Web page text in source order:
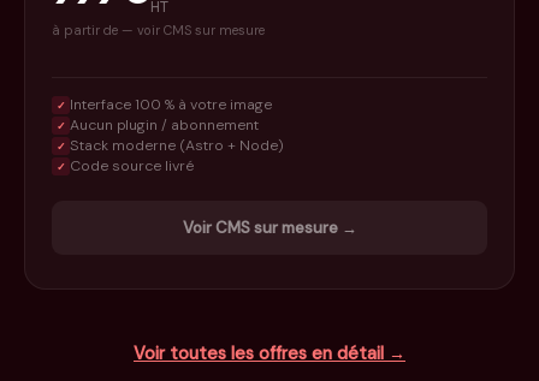
HT
à partir de — voir CMS sur mesure
✓ Interface 100 % à votre image
✓ Aucun plugin / abonnement
✓ Stack moderne (Astro + Node)
✓ Code source livré
Voir CMS sur mesure →
Voir toutes les offres en détail →